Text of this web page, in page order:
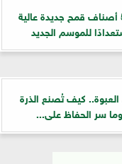
الزراعة تطرح 5 أصناف قمح جديدة عالية
للموسم الجديد
كيف تُصنع الذرة
سر الحفاظ على...